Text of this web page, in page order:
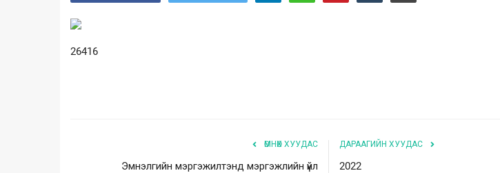
26416
ӨМНӨХ ХУУДАС
Эмнэлгийн мэргэжилтэнд мэргэжлийн үйл
ДАРААГИЙН ХУУДАС
2022